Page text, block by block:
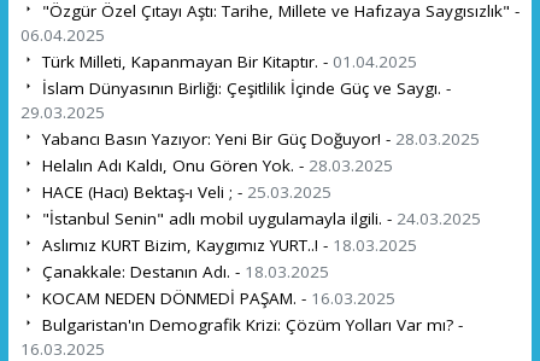
"Özgür Özel Çıtayı Aştı: Tarihe, Millete ve Hafızaya Saygısızlık" -
06.04.2025
Türk Milleti, Kapanmayan Bir Kitaptır. - 01.04.2025
İslam Dünyasının Birliği: Çeşitlilik İçinde Güç ve Saygı. -
29.03.2025
Yabancı Basın Yazıyor: Yeni Bir Güç Doğuyor! - 28.03.2025
Helalın Adı Kaldı, Onu Gören Yok. - 28.03.2025
HACE (Hacı) Bektaş-ı Veli ; - 25.03.2025
"İstanbul Senin" adlı mobil uygulamayla ilgili. - 24.03.2025
Aslımız KURT Bizim, Kaygımız YURT..! - 18.03.2025
Çanakkale: Destanın Adı. - 18.03.2025
KOCAM NEDEN DÖNMEDİ PAŞAM. - 16.03.2025
Bulgaristan'ın Demografik Krizi: Çözüm Yolları Var mı? -
16.03.2025